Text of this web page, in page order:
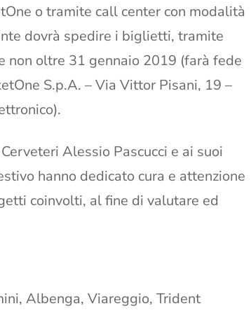
o tramite call center con modalità
dovrà spedire i biglietti, tramite
non oltre 31 gennaio 2019 (farà fede
S.p.A. – Via Vittor Pisani, 19 –
Alessio Pascucci e ai suoi
hanno dedicato cura e attenzione
coinvolti, al fine di valutare ed
Albenga, Viareggio, Trident